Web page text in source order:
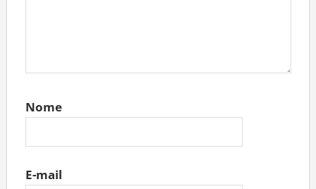
Nome
E-mail